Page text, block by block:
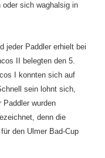
sich waghalsig in
jeder Paddler erhielt bei
I
belegten den 5.
I konnten sich auf
sein lohnt sich,
wurden
denn die
den Ulmer Bad-Cup